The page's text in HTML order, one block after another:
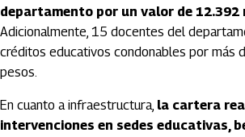
departamento por un valor de 12.392
Adicionalmente, 15 docentes del
créditos educativos condonables por más
pesos.
En cuanto a infraestructura, la cartera
intervenciones en sedes educativas,